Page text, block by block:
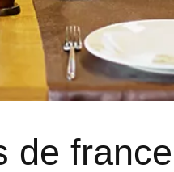
de france